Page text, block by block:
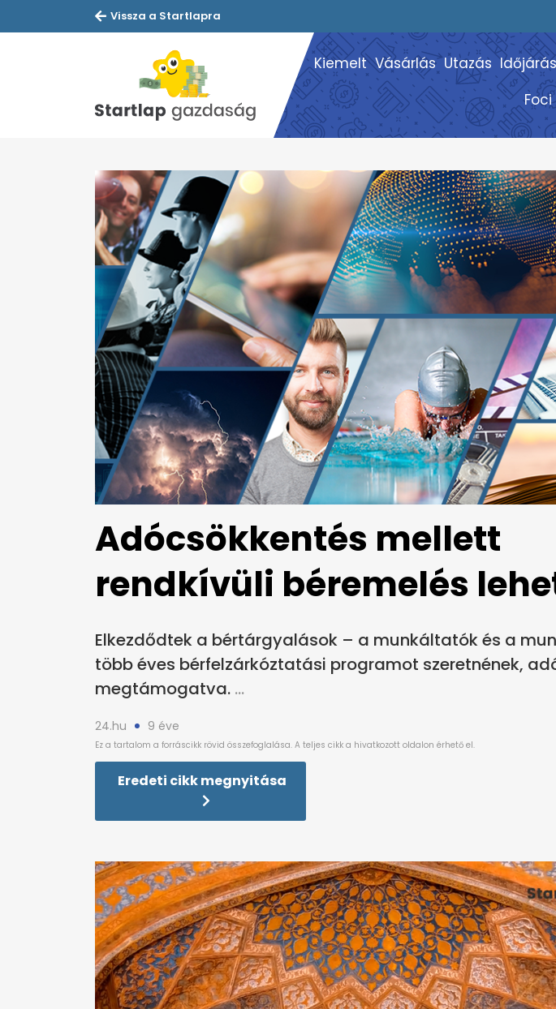
Vissza a Startlapra
Kiemelt Vásárlás Utazás Időjárás
Foci
Adócsökkentés mellett
rendkívüli béremelés
Elkezdődtek a bértárgyalások – a munkáltatók és a
több éves bérfelzárkóztatási programot szeretnének,
megtámogatva.
24.hu 9 éve
Eredeti cikk megnyitása